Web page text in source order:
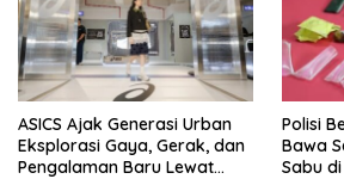
ASICS Ajak Generasi Urban
Eksplorasi Gaya, Gerak, dan
Pengalaman Baru Lewat
Polisi
Bawa
Sabu